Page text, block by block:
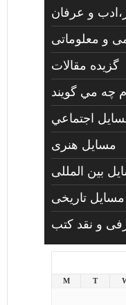
و عرفان
و معلوماتی
گزیده مقالات
چه مي گويند
اجتماعي
مسايل هنری
بین المللی
مسایل تاریخی
و نقد کتب
M T